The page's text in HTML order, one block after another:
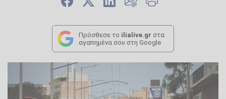
Πρόσθεσε το ilialive.gr στα
αγαπημένα σου στη Google